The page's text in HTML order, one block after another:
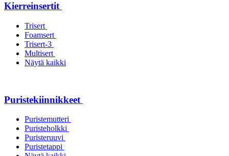
Kierreinsertit
Trisert
Foamsert
Trisert-3
Multisert
Näytä kaikki
Puristekiinnikkeet
Puristemutteri
Puristeholkki
Puristeruuvi
Puristetappi